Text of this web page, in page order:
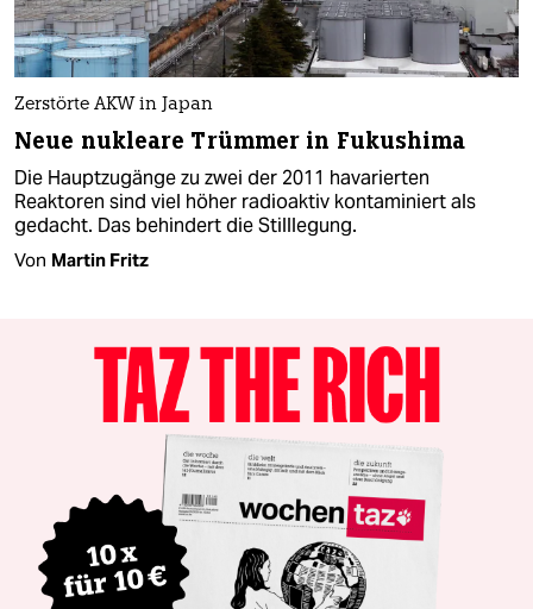
Zerstörte AKW in Japan
Neue nukleare Trümmer in Fukushima
Die Hauptzugänge zu zwei der 2011 havarierten
Reaktoren sind viel höher radioaktiv kontaminiert als
gedacht. Das behindert die Stilllegung.
Von Martin Fritz